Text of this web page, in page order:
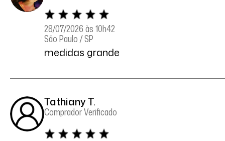
28/07/2026 às 10h42
São Paulo / SP
medidas grande
Tathiany T.
Comprador Verificado